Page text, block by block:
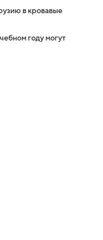
в кровавые
году могут